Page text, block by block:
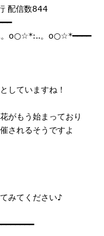
信数844
。o○☆*:..。o○☆*━━━━
していますね！
がもう始まっており
されるそうですよ
クしてみてください♪